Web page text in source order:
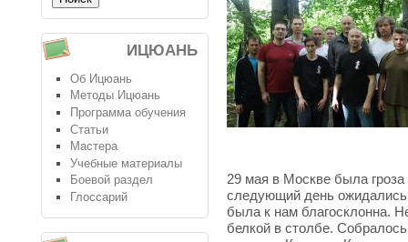
29 мая в Москве была
следующий день
была к нам благосклонна.
белкой в столбе.
ИЦЮАНЬ
Об Ицюань
Методы Ицюань
Программа обучения
Статьи
Мастера
Учебные материалы
Боевой раздел
Глоссарий